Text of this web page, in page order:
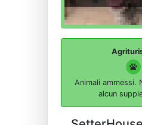
Animali ammessi.
alcun